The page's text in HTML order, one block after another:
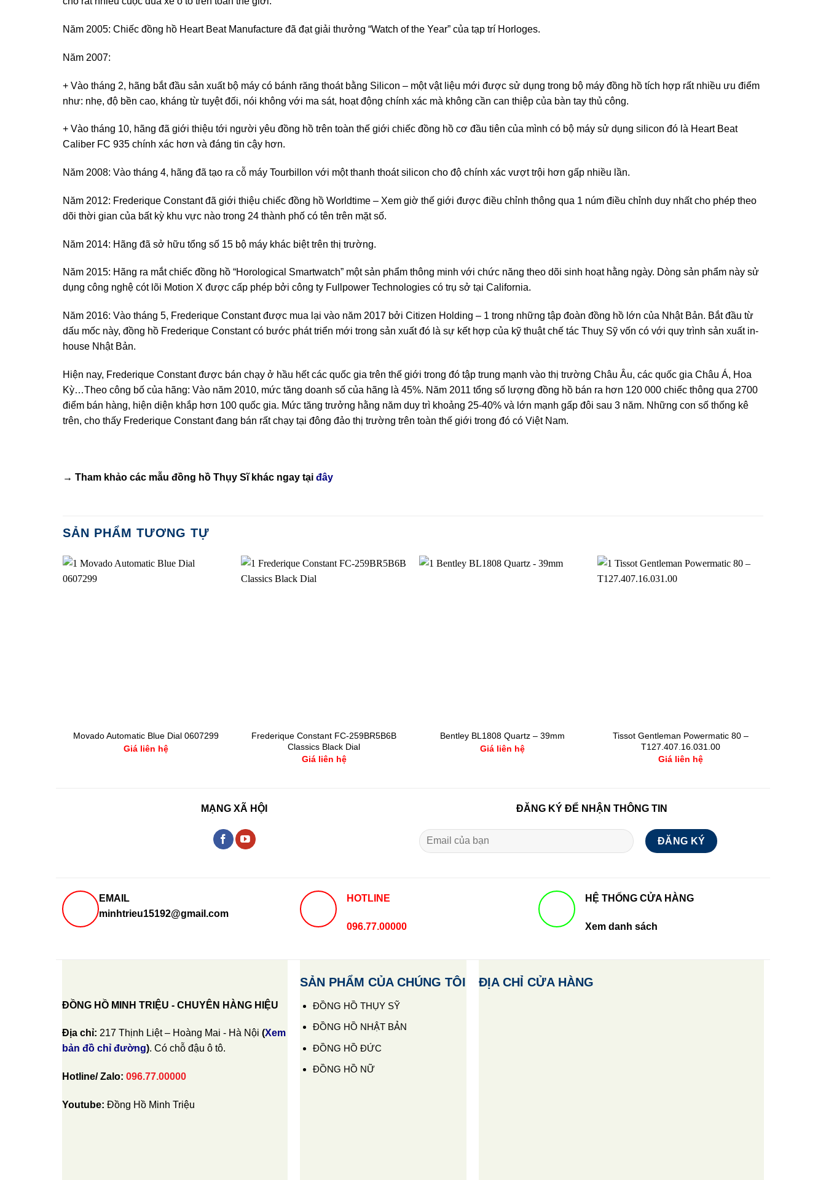
Năm 2005: Chiếc đồng hồ Heart Beat Manufacture đã đạt giải thưởng “Watch of the Year” của tạp trí Horloges.
Năm 2007:
+ Vào tháng 2, hãng bắt đầu sản xuất bộ máy có bánh răng thoát bằng Silicon – một vật liệu mới được sử dụng trong bộ máy đồng hồ tích hợp rất nhiều ưu điểm
như: nhẹ, độ bền cao, kháng từ tuyệt đối, nói không với ma sát, hoạt động chính xác mà không cần can thiệp của bàn tay thủ công.
+ Vào tháng 10, hãng đã giới thiệu tới người yêu đồng hồ trên toàn thế giới chiếc đồng hồ cơ đầu tiên của mình có bộ máy sử dụng silicon đó là Heart Beat
Caliber FC 935 chính xác hơn và đáng tin cậy hơn.
Năm 2008: Vào tháng 4, hãng đã tạo ra cỗ máy Tourbillon với một thanh thoát silicon cho độ chính xác vượt trội hơn gấp nhiều lần.
Năm 2012: Frederique Constant đã giới thiệu chiếc đồng hồ Worldtime – Xem giờ thế giới được điều chỉnh thông qua 1 núm điều chỉnh duy nhất cho phép theo
dõi thời gian của bất kỳ khu vực nào trong 24 thành phố có tên trên mặt số.
Năm 2014: Hãng đã sở hữu tổng số 15 bộ máy khác biệt trên thị trường.
Năm 2015: Hãng ra mắt chiếc đồng hồ “Horological Smartwatch” một sản phẩm thông minh với chức năng theo dõi sinh hoạt hằng ngày. Dòng sản phẩm này sử
dụng công nghệ cót lõi Motion X được cấp phép bởi công ty Fullpower Technologies có trụ sở tại California.
Năm 2016: Vào tháng 5, Frederique Constant được mua lại vào năm 2017 bởi Citizen Holding – 1 trong những tập đoàn đồng hồ lớn của Nhật Bản. Bắt đầu từ
dấu mốc này, đồng hồ Frederique Constant có bước phát triển mới trong sản xuất đó là sự kết hợp của kỹ thuật chế tác Thuỵ Sỹ vốn có với quy trình sản xuất in-
house Nhật Bản.
Hiện nay, Frederique Constant được bán chạy ở hầu hết các quốc gia trên thế giới trong đó tập trung mạnh vào thị trường Châu Âu, các quốc gia Châu Á, Hoa
Kỳ…Theo công bố của hãng: Vào năm 2010, mức tăng doanh số của hãng là 45%. Năm 2011 tổng số lượng đồng hồ bán ra hơn 120 000 chiếc thông qua 2700
điểm bán hàng, hiện diện khắp hơn 100 quốc gia. Mức tăng trưởng hằng năm duy trì khoảng 25-40% và lớn mạnh gấp đôi sau 3 năm. Những con số thống kê
trên, cho thấy Frederique Constant đang bán rất chạy tại đông đảo thị trường trên toàn thế giới trong đó có Việt Nam.
→ Tham khảo các mẫu đồng hồ Thụy Sĩkhác ngay tại đây
SẢN PHẨM TƯƠNG TỰ
Movado Automatic Blue Dial 0607299
Giá liên hệ
Frederique Constant FC-259BR5B6B
Classics Black Dial
Giá liên hệ
Bentley BL1808 Quartz – 39mm
Giá liên hệ
Tissot Gentleman Powermatic 80 –
T127.407.16.031.00
Giá liên hệ
MẠNG XÃ HỘI ĐĂNG KÝ ĐỂ NHẬN THÔNG TIN
EMAIL
minhtrieu15192@gmail.com
HOTLINE
096.77.00000
HỆ THỐNG CỬA HÀNG
Xem danh sách
ĐỒNG HỒ MINH TRIỆU - CHUYÊN HÀNG HIỆU
Địa chỉ: 217 Thịnh Liệt – Hoàng Mai - Hà Nội (Xem
bản đồ chỉ đường). Có chỗ đậu ô tô.
Hotline/ Zalo: 096.77.00000
Youtube: Đồng Hồ Minh Triệu
SẢN PHẨM CỦA CHÚNG TÔI
ĐỒNG HỒ THỤY SỸ
ĐỒNG HỒ NHẬT BẢN
ĐỒNG HỒ ĐỨC
ĐỒNG HỒ NỮ
ĐỊA CHỈ CỬA HÀNG